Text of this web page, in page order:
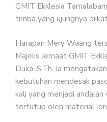
GMIT Ekklesia
timba yang ujungnya
Harapan Mery Waang
Majelis Jemaat GMIT
Duka, S.Th. Ia
kebutuhan mendesak
kali yang menjadi
tertutup oleh material